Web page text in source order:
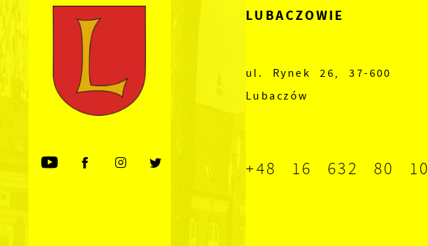
LUBACZOWIE
ul. Rynek 26, 37-600
Lubaczów
+48 16 632 80 10